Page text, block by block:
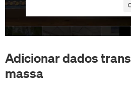
Adicionar dados
massa